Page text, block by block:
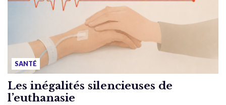
SANTÉ
Les inégalités silencieuses de
l’euthanasie